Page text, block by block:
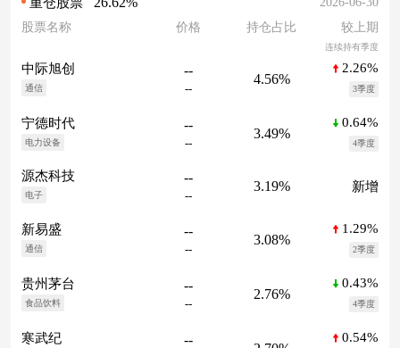
重仓股票
股票名称
价格 持仓占比 较上期
连续持有季度
中际旭创
通信
--
--
4.56%
2.26%
3季度
宁德时代
电力设备
--
--
3.49%
0.64%
4季度
源杰科技
电子
--
--
3.19% 新增
新易盛
通信
--
--
3.08%
1.29%
2季度
贵州茅台
食品饮料
--
--
2.76%
0.43%
4季度
寒武纪 -- 0.54%